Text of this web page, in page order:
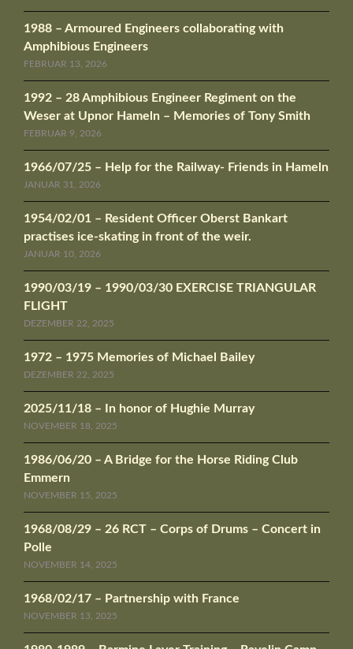
1988 – Armoured Engineers collaborating with
Amphibious Engineers
FEBRUAR 13, 2026
1992 – 28 Amphibious Engineer Regiment on the
Weser at Upnor Hameln – Memories of Tony Smith
FEBRUAR 9, 2026
1966/07/25 – Help for the Railway- Friends in Hameln
JANUAR 31, 2026
1954/02/01 – Resident Officer Oberst Bankart
practises ice-skating in front of the weir.
JANUAR 10, 2026
1990/03/19 – 1990/03/30 EXERCISE TRIANGULAR
FLIGHT
DEZEMBER 22, 2025
1972 – 1975 Memories of Michael Bailey
DEZEMBER 22, 2025
2025/11/18 – In honor of Hughie Murray
NOVEMBER 18, 2025
1986/06/20 – A Bridge for the Horse Riding Club
Emmern
NOVEMBER 15, 2025
1968/08/29 – 26 RCT – Corps of Drums – Concert in
Polle
NOVEMBER 14, 2025
1968/02/17 – Partnership with France
NOVEMBER 13, 2025